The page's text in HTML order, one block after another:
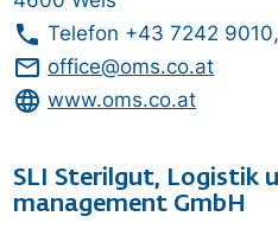
phone Telefon +43 7242 9010
mail_outline office@oms.co.at
language www.oms.co.at
SLI Sterilgut, Logistik
management GmbH